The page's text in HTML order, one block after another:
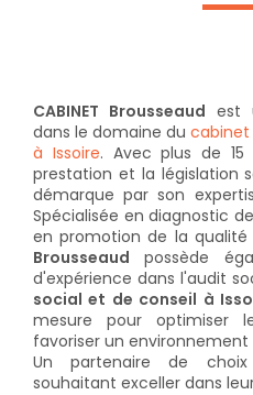
CABINET Brousseaud est
dans le domaine ducabinet
à Issoire. Avec plus de 15
prestation et la législation
démarque par son
Spécialisée en diagnostic
en promotion de la
Brousseaud possède
d'expérience dans l'audit
social et de conseil à
mesure pour optimiser
favoriser un
Un partenaire de
souhaitant exceller dans